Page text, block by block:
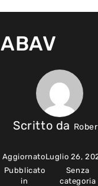
ABAV
Scritto da
AggiornatoLuglio 26,
Pubblicato
in
Senza
categoria